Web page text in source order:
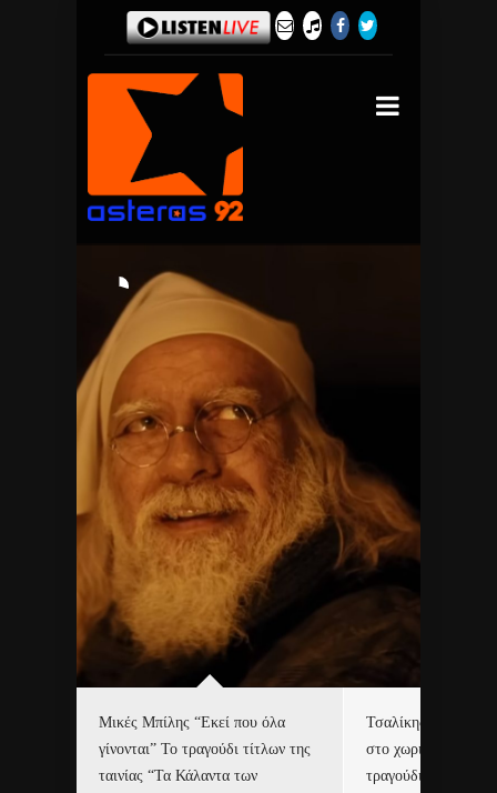
Μικές Μπίλης “Εκεί που όλα
γίνονται” Το τραγούδι τίτλων της
ταινίας “Τα Κάλαντα των
Τσαλίκης,
στο χωριό του Άι
τραγούδι και video